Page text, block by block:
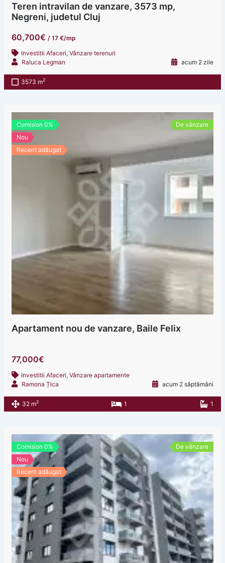
Teren intravilan de vanzare, 3573 mp,
Negreni, judetul Cluj
60,700€ / 17 €/mp
Investitii Afaceri, Vânzare terenuri
Raluca Legman
acum 2 zile
3573 m2
Comision 0%
Nou
Recent adăugat
De vânzare
Apartament nou de vanzare, Baile Felix
77,000€
Investitii Afaceri, Vânzare apartamente
Ramona Țica
acum 2 săptămâni
32 m2 1 1
Comision 0%
Nou
Recent adăugat
De vânzare